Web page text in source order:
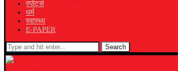
स्पोर्ट्स
धर्म
स्वास्थ्य
E-PAPER
Search